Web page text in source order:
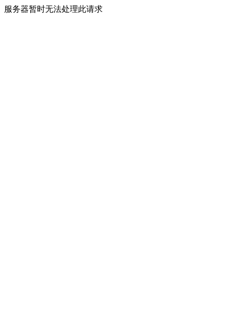
服务器暂时无法处理此请求